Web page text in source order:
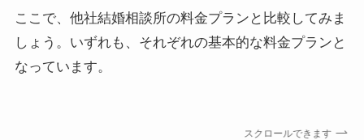
ここで、他社結婚相談所の料金プランと比較してみま
しょう。いずれも、それぞれの基本的な料金プランと
なっています。
スクロールできます